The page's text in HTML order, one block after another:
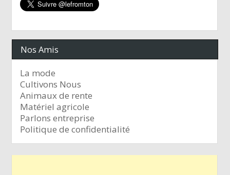
Nos Amis
La mode
Cultivons Nous
Animaux de rente
Matériel agricole
Parlons entreprise
Politique de confidentialité